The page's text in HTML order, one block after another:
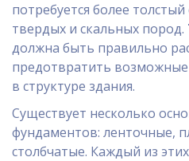
потребуется более
твердых и скальных пород.
должна быть правильно
предотвратить
в структуре здания.
Существует несколько
фундаментов: ленточные,
столбчатые. Каждый из